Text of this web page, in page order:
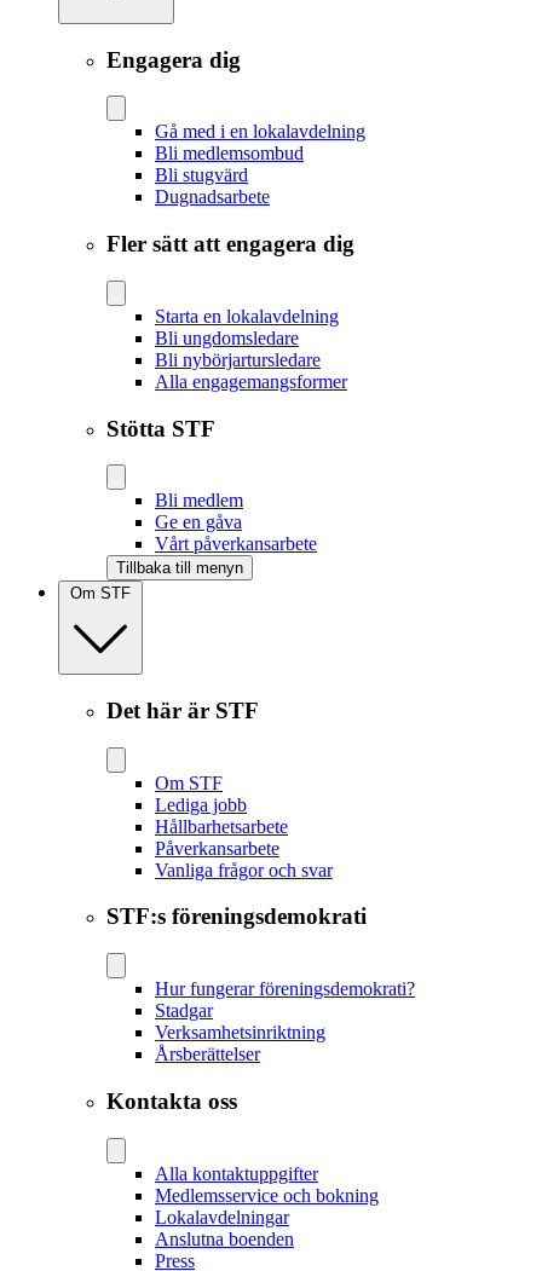
Engagera dig
Gå med i en lokalavdelning
Bli medlemsombud
Bli stugvärd
Dugnadsarbete
Fler sätt att engagera dig
Starta en lokalavdelning
Bli ungdomsledare
Bli nybörjartursledare
Alla engagemangsformer
Stötta STF
Bli medlem
Ge en gåva
Vårt påverkansarbete
Tillbaka till menyn
Om STF
Det här är STF
Om STF
Lediga jobb
Hållbarhetsarbete
Påverkansarbete
Vanliga frågor och svar
STF:s föreningsdemokrati
Hur fungerar föreningsdemokrati?
Stadgar
Verksamhetsinriktning
Årsberättelser
Kontakta oss
Alla kontaktuppgifter
Medlemsservice och bokning
Lokalavdelningar
Anslutna boenden
Press